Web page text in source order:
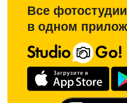
Все фотостудии
в одном